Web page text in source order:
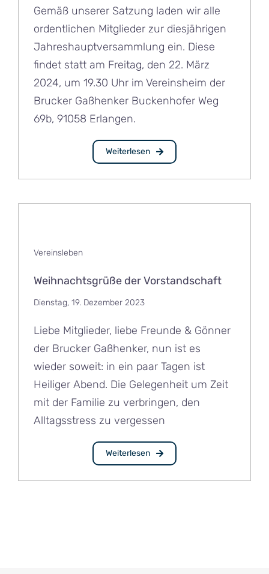
Gemäß unserer Satzung laden wir alle
ordentlichen Mitglieder zur diesjährigen
Jahreshauptversammlung ein. Diese
findet statt am Freitag, den 22. März
2024, um 19.30 Uhr im Vereinsheim der
Brucker Gaßhenker Buckenhofer Weg
69b, 91058 Erlangen.
Weiterlesen
Vereinsleben
Weihnachtsgrüße der Vorstandschaft
Dienstag, 19. Dezember 2023
Liebe Mitglieder, liebe Freunde & Gönner
der Brucker Gaßhenker, nun ist es
wieder soweit: in ein paar Tagen ist
Heiliger Abend. Die Gelegenheit um Zeit
mit der Familie zu verbringen, den
Alltagsstress zu vergessen
Weiterlesen